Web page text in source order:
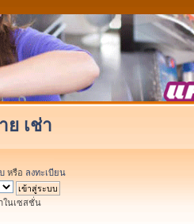
เช่า
หรือ ลงทะเบียน
ในเซสชั่น